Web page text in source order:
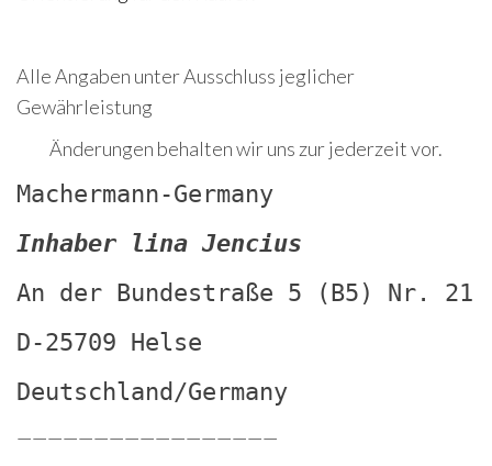
Alle Angaben unter Ausschluss jeglicher
Gewährleistung
Änderungen behalten wir uns zur jederzeit vor.
Machermann-Germany
Inhaber lina Jencius
An der Bundestraße 5 (B5) Nr. 21
D-25709 Helse
Deutschland/Germany
—————————————————